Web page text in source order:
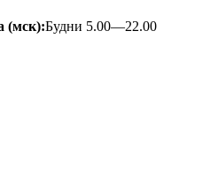
(мск):Будни 5.00—22.00